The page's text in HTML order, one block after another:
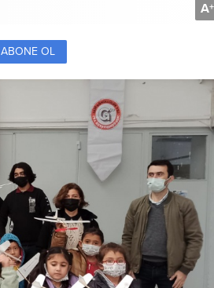
A+
ABONE OL